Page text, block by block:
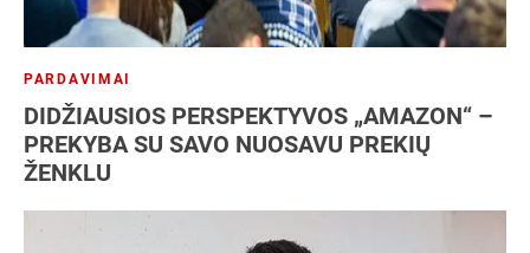
PARDAVIMAI
DIDŽIAUSIOS PERSPEKTYVOS „AMAZON“ –
PREKYBA SU SAVO NUOSAVU PREKIŲ
ŽENKLU